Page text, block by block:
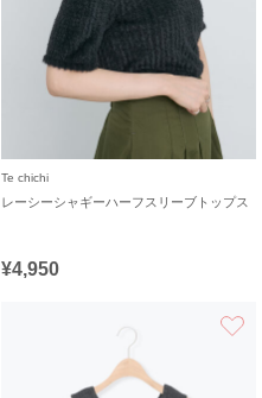
Te chichi
レーシーシャギーハーフスリーブトップス
¥4,950